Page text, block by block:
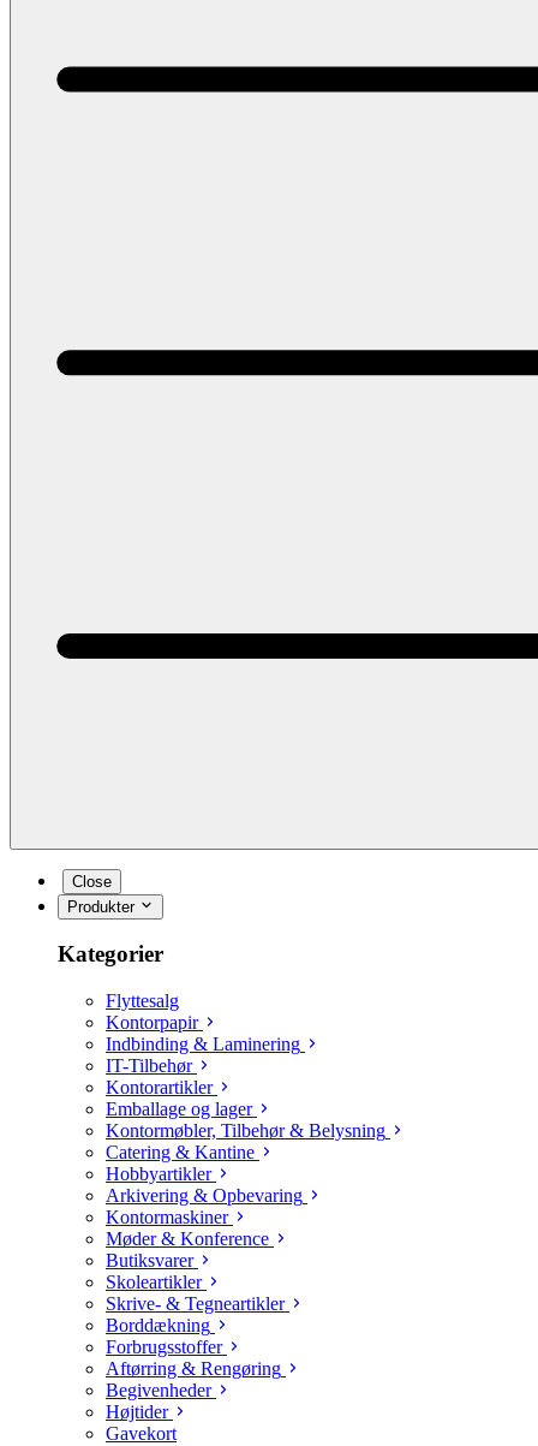
Close
Produkter
Kategorier
Flyttesalg
Kontorpapir
Indbinding & Laminering
IT-Tilbehør
Kontorartikler
Emballage og lager
Kontormøbler, Tilbehør & Belysning
Catering & Kantine
Hobbyartikler
Arkivering & Opbevaring
Kontormaskiner
Møder & Konference
Butiksvarer
Skoleartikler
Skrive- & Tegneartikler
Borddækning
Forbrugsstoffer
Aftørring & Rengøring
Begivenheder
Højtider
Gavekort